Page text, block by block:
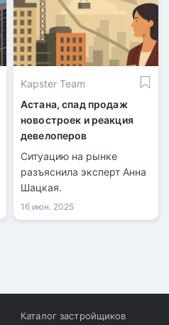
высказал советы о том,
как дольщики могут
обезопасить себя при
покупке квартиры у
застройщика, прежде чем
передать свои средства
компаниям.
Kapster Team
Астана, спад продаж
новостроек и реакция
девелоперов
Ситуацию на рынке
разъяснила эксперт Анна
Шацкая.
16 июн. 2025
Каталог застройщиков